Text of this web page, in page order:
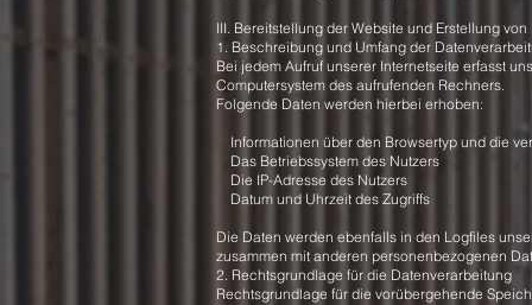
III. Bereitstellung der Website und Erstellung
1. Beschreibung und Umfang der
Bei jedem Aufruf unserer Internetseite erfasst
Computersystem des aufrufenden Rechners.
Folgende Daten werden hierbei erhoben:
Informationen über den Browsertyp und die
Das Betriebssystem des Nutzers
Die IP-Adresse des Nutzers
Datum und Uhrzeit des Zugriffs
Die Daten werden ebenfalls in den Logfiles
zusammen mit anderen personenbezogenen
2. Rechtsgrundlage für die Datenverarbeitung
Rechtsgrundlage für die vorübergehende